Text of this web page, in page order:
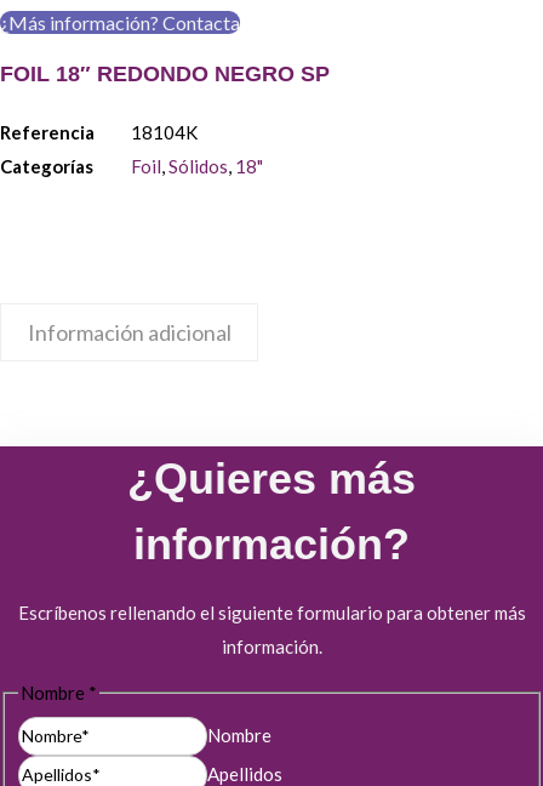
¿Más información? Contacta
FOIL 18″ REDONDO NEGRO SP
Referencia
18104K
Categorías
Foil,Sólidos, 18"
Información adicional
¿Quieres más
información?
Escríbenos rellenando el siguiente formulario para obtener más
información.
Nombre *
Nombre
Apellidos